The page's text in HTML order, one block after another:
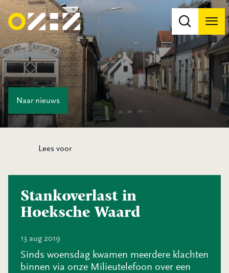
Naar nieuws
Lees voor
Stankoverlast in
Hoeksche Waard
13 aug 2019
Sinds woensdag kwamen meerdere klachten
binnen via onze Milieutelefoon over een